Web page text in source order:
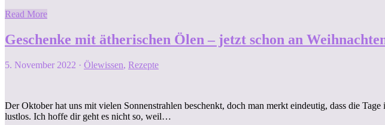
Read More
Geschenke mit ätherischen Ölen – jetzt schon an
5. November 2022 · Ölewissen, Rezepte
Der Oktober hat uns mit vielen Sonnenstrahlen beschenkt, doch man merkt eindeutig, dass die
lustlos. Ich hoffe dir geht es nicht so, weil…